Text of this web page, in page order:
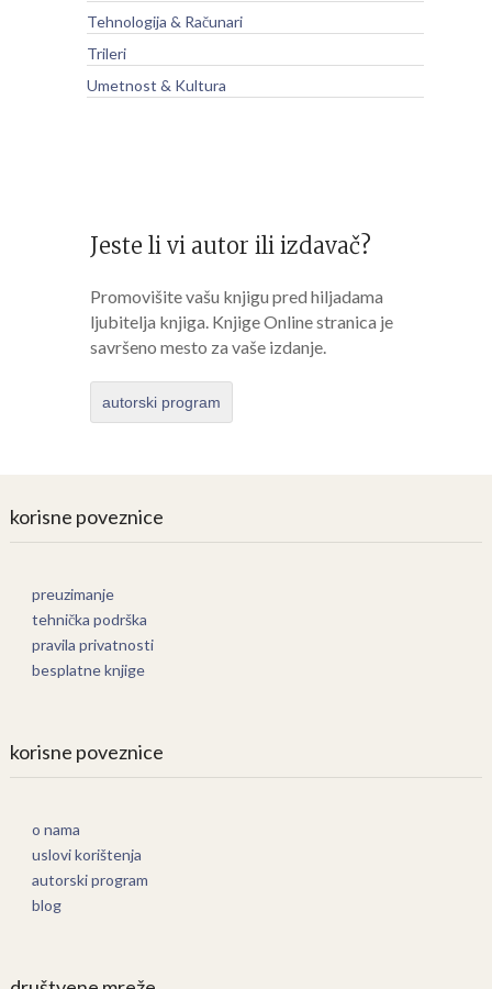
Tehnologija & Računari
Trileri
Umetnost & Kultura
Jeste li vi autor ili izdavač?
Promovišite vašu knjigu pred hiljadama
ljubitelja knjiga. Knjige Online stranica je
savršeno mesto za vaše izdanje.
autorski program
korisne poveznice
preuzimanje
tehnička podrška
pravila privatnosti
besplatne knjige
korisne poveznice
o nama
uslovi korištenja
autorski program
blog